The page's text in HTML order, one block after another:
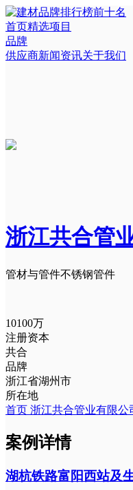
首页精选项目
品牌
供应商新闻资讯关于我们
浙江共合管
管材与管件不锈钢管件
10100万
注册资本
共合
品牌
浙江省湖州市
所在地
首页 浙江共合管业有限公
案例详情
湖杭铁路富阳西站及